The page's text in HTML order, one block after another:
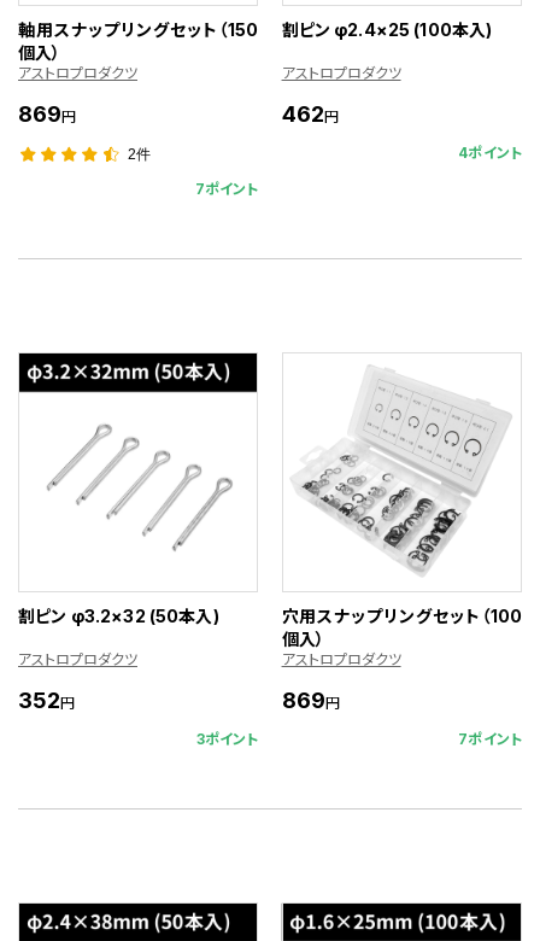
軸用スナップリングセット（150
個入）
アストロプロダクツ
869円
2件
7ポイント
割ピン φ2.4×25 (100本入)
アストロプロダクツ
462円
4ポイント
割ピン φ3.2×32 (50本入)
アストロプロダクツ
352円
3ポイント
穴用スナップリングセット（100
個入）
アストロプロダクツ
869円
7ポイント